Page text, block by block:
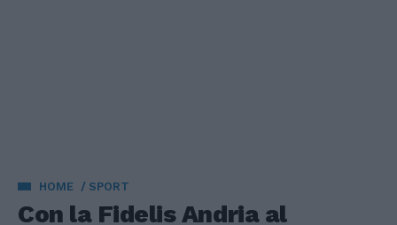
HOME SPORT
Con la Fidelis Andria al